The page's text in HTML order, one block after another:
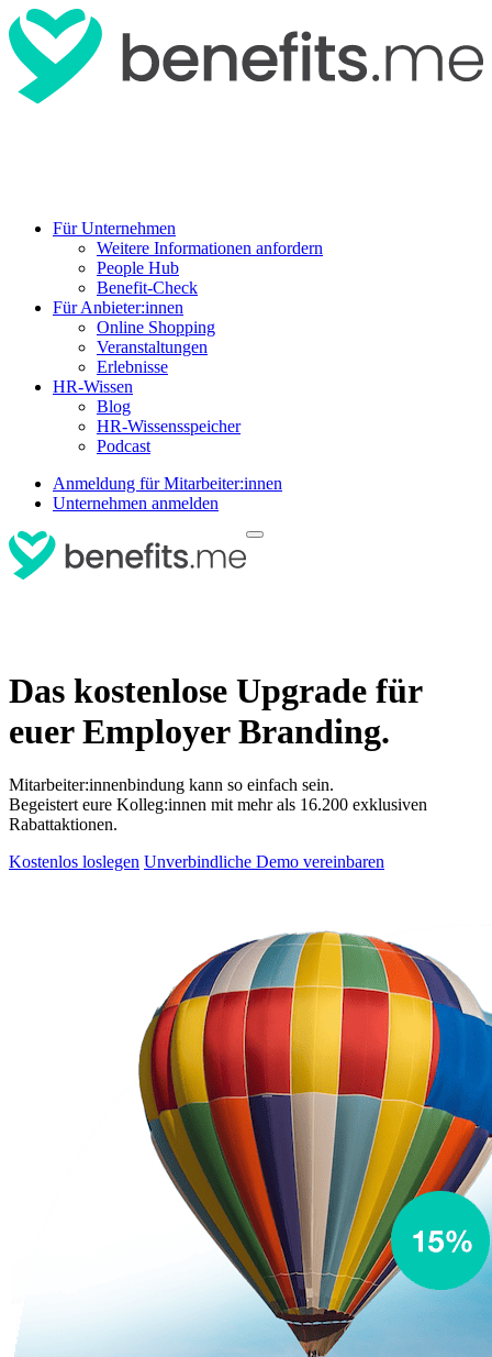
Für Unternehmen
Weitere Informationen anfordern
People Hub
Benefit-Check
Für Anbieter:innen
Online Shopping
Veranstaltungen
Erlebnisse
HR-Wissen
Blog
HR-Wissensspeicher
Podcast
Anmeldung für Mitarbeiter:innen
Unternehmen anmelden
Das kostenlose Upgrade für
euer Employer Branding.
Mitarbeiter:innenbindung kann so einfach sein.
Begeistert eure Kolleg:innen mit mehr als 16.200 exklusiven
Rabattaktionen.
Kostenlos loslegen Unverbindliche Demo vereinbaren